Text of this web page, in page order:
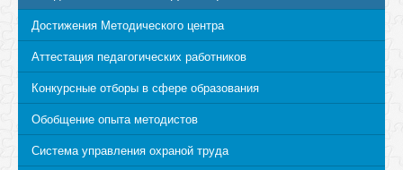
Достижения Методического центра
Аттестация педагогических работников
Конкурсные отборы в сфере образования
Обобщение опыта методистов
Система управления охраной труда